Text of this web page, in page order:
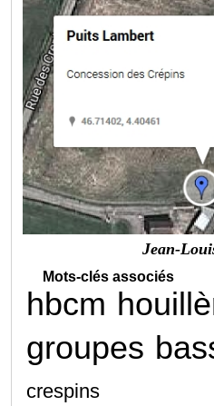
Jean-
Mots-clés associés
hbcm
groupes
crespins